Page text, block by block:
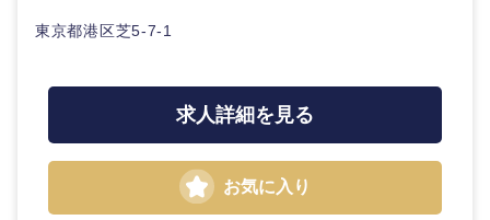
和歌山県
東京都港区芝5-7-1
求人詳細を見る
お気に入り